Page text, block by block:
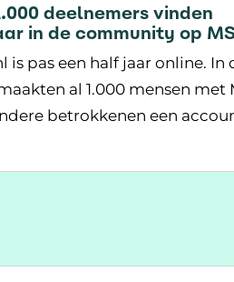
deelnemers vinden
in de community op
is pas een half jaar online. In
al 1.000 mensen met
betrokkenen een
meer over Al 1.000